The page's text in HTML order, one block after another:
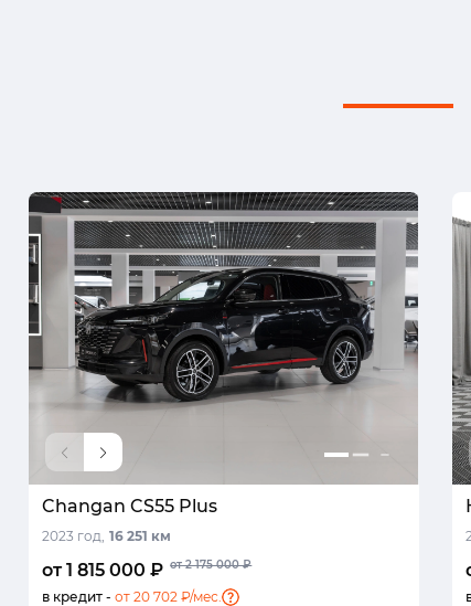
Changan CS55 Plus
2023 год, 16 251 км
от 1 815 000 ₽ от 2 175 000 ₽
в кредит - от 20 702 ₽/мес.